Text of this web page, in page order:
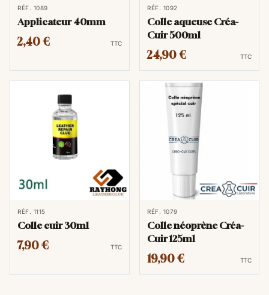
RÉF. 1089
Applicateur 40mm
2,40 € TTC
RÉF. 1092
Colle aqueuse Créa-
Cuir 500ml
24,90 € TTC
RÉF. 1115
Colle cuir 30ml
7,90 € TTC
RÉF. 1079
Colle néoprène Créa-
Cuir 125ml
19,90 € TTC